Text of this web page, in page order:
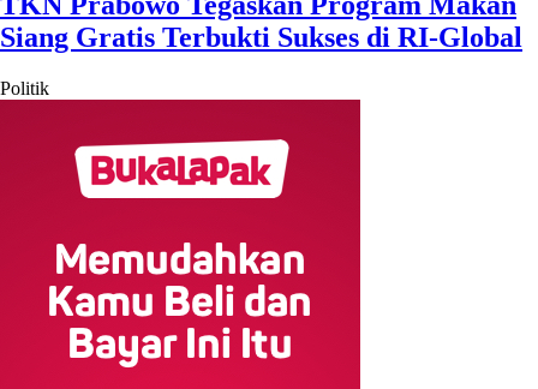
Siang Gratis Terbukti Sukses di RI-Global
Politik